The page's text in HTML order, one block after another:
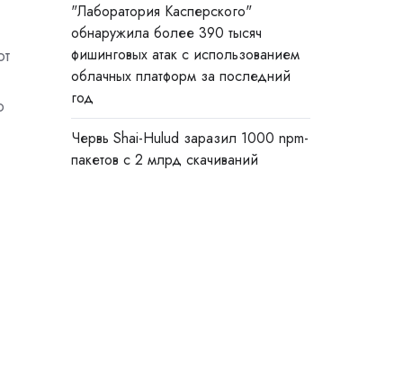
"Лаборатория Касперского"
обнаружила более 390 тысяч
фишинговых атак с использованием
облачных платформ за последний
год
Червь Shai-Hulud заразил 1000 npm-
пакетов с 2 млрд скачиваний